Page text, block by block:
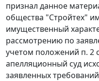
признал данное
общества "Стройтех"
имущественный
рассмотрению по
учетом положений п. 2
апелляционный суд
заявленных